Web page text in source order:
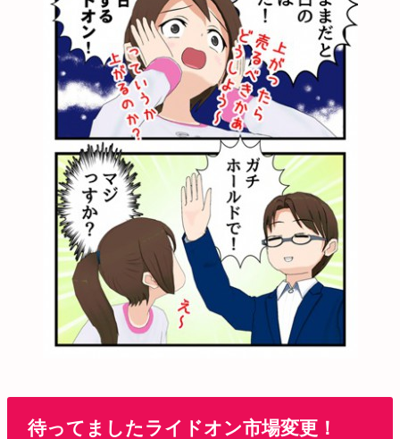
待ってましたライドオン市場変更！